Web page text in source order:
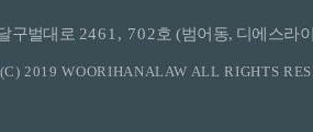
구벌대로 2461, 702호 (범어동, 디에스
2019 WOORIHANALAW ALL RIGHTS